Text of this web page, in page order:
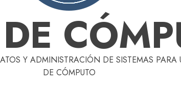
Y ADMINISTRACIÓN DE SISTEMAS
DE CÓMPUTO